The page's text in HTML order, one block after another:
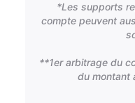
*Les supports
compte peuvent
**1er arbitrage du
du montant